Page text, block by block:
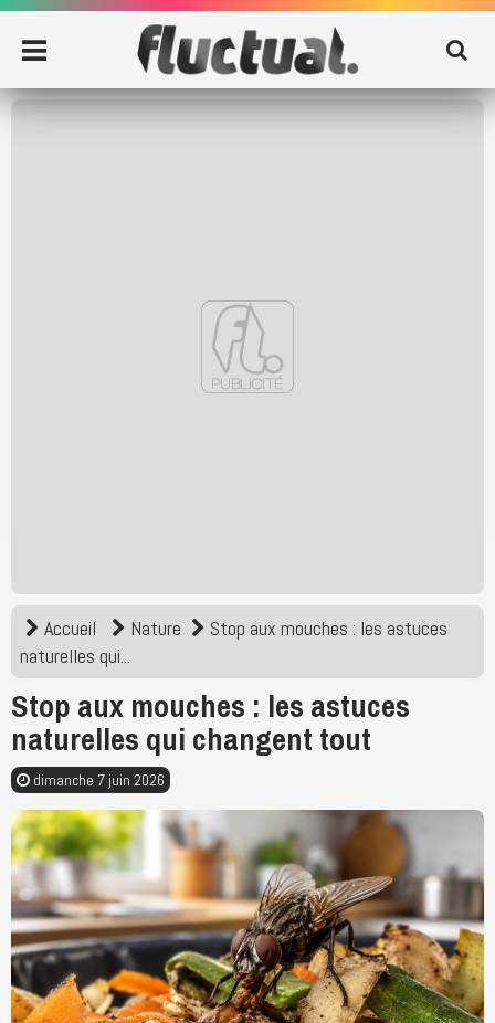
Accueil Nature
Stop aux mouches : les astuces
naturelles qui...
Stop aux mouches : les astuces
naturelles qui changent tout
dimanche 7 juin 2026